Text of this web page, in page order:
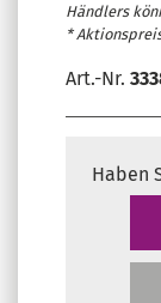
Händlers
*
Art.-Nr.
Haben